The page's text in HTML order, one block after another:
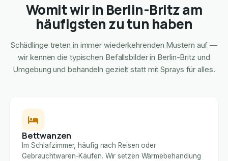
Womit wir in Berlin-Britz am
häufigsten zu tun haben
Schädlinge treten in immer wiederkehrenden Mustern auf —
wir kennen die typischen Befallsbilder in Berlin-Britz und
Umgebung und behandeln gezielt statt mit Sprays für alles.
Bettwanzen
Im Schlafzimmer, häufig nach Reisen oder
Gebrauchtwaren-Käufen. Wir setzen Wärmebehandlung